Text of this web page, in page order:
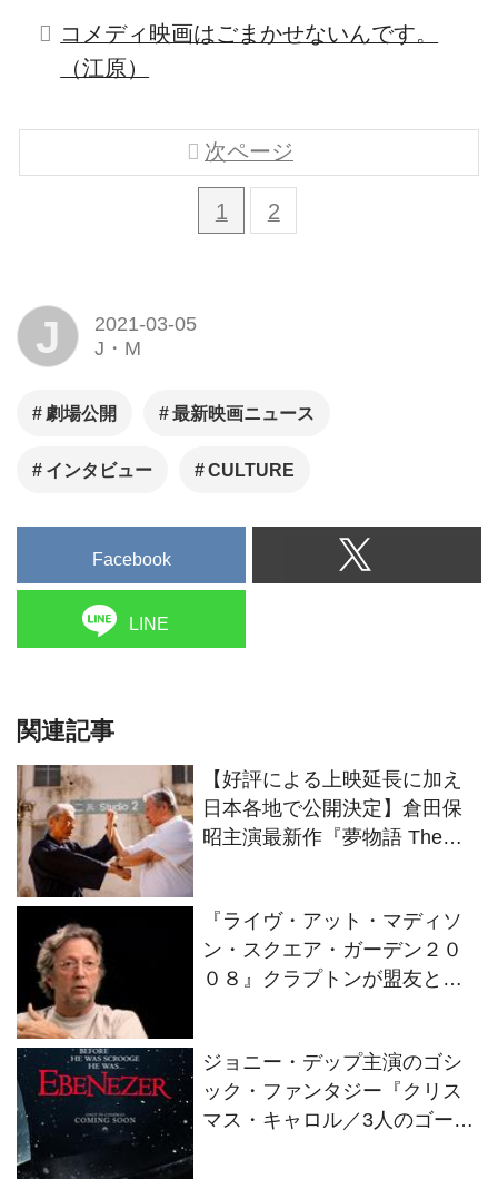
コメディ映画はごまかせないんです。
（江原）
1 2
次ページ
J
2021-03-05
J・M
劇場公開 最新映画ニュース
インタビュー CULTURE
Facebook
LINE
関連記事
【好評による上映延長に加え
日本各地で公開決定】倉田保
昭主演最新作『夢物語 The
『ライヴ・アット・マディソ
ン・スクエア・ガーデン２０
０８』クラプトンが盟友との
ジョニー・デップ主演のゴシ
ック・ファンタジー『クリス
マス・キャロル／3人のゴース